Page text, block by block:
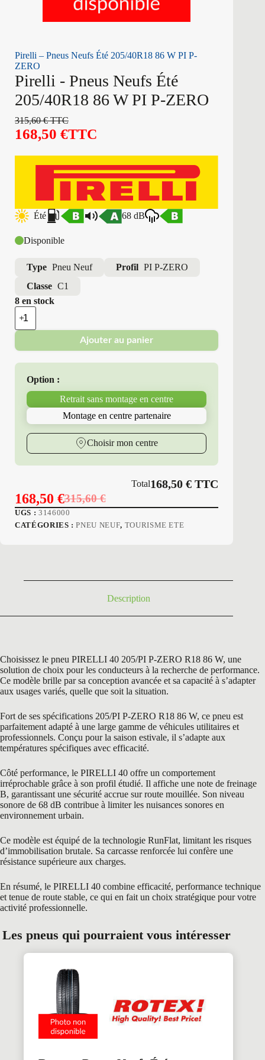
Pirelli – Pneus Neufs Été 205/40R18 86 W PI P-
ZERO
Pirelli - Pneus Neufs Été
205/40R18 86 W PI P-ZERO
315,60€TTC
168,50 €TTC
Été 68 dB
Disponible
Type Pneu Neuf Profil PI P-ZERO
Classe C1
8 en stock
quantité
de
Pirelli
Pneus
Neufs
205/40R18
ZERO
Ajouter au panier
Option :
Retrait sans montage en centre
Montage en centre partenaire
Choisir mon centre
Total168,50€ TTC
315,60€
Le
prix
168,50 €
Le
prix
UGS : 3146000
CATÉGORIES :PNEU NEUF, TOURISME ETE
Description
Choisissez le pneu PIRELLI 40 205/PI P-ZERO R18 86 W, une
solution de choix pour les conducteurs à la recherche de performance.
Ce modèle brille par sa conception avancée et sa capacité à s’adapter
aux usages variés, quelle que soit la situation.
Fort de ses spécifications 205/PI P-ZERO R18 86 W, ce pneu est
parfaitement adapté à une large gamme de véhicules utilitaires et
professionnels. Conçu pour la saison estivale, il s’adapte aux
températures spécifiques avec efficacité.
Côté performance, le PIRELLI 40 offre un comportement
irréprochable grâce à son profil étudié. Il affiche une note de freinage
B, garantissant une sécurité accrue sur route mouillée. Son niveau
sonore de 68 dB contribue à limiter les nuisances sonores en
environnement urbain.
Ce modèle est équipé de la technologie RunFlat, limitant les risques
d’immobilisation brutale. Sa carcasse renforcée lui confère une
résistance supérieure aux charges.
En résumé, le PIRELLI 40 combine efficacité, performance technique
et tenue de route stable, ce qui en fait un choix stratégique pour votre
activité professionnelle.
Les pneus qui pourraient vous intéresser